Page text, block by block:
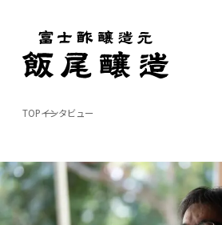
TOPインタビュー